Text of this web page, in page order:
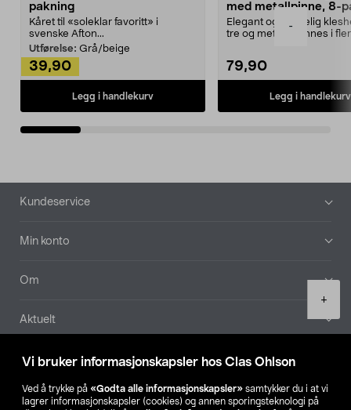
Vi bruker informasjonskapsler hos Clas Ohlson
Ved å trykke på «Godta alle informasjonskapsler» samtykker du i at vi
lagrer informasjonskapsler (cookies) og annen sporingsteknologi på
-
+
pakning
Kåret til «soleklar favoritt» i
svenske Afton...
Utførelse: Grå/beige
39,90
Legg i handlekurv
med metallpinne, 8-
Elegant og skikkelig
tre og metall – finnes i
79,90
Legg i handlekurv
Bunntekst
Kundeservice
Min konto
Om
Aktuelt
Våre selskaper
Finn din butikk